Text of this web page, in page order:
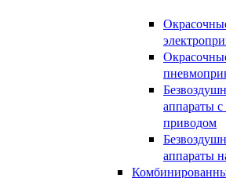
аппараты
приводом
аппараты